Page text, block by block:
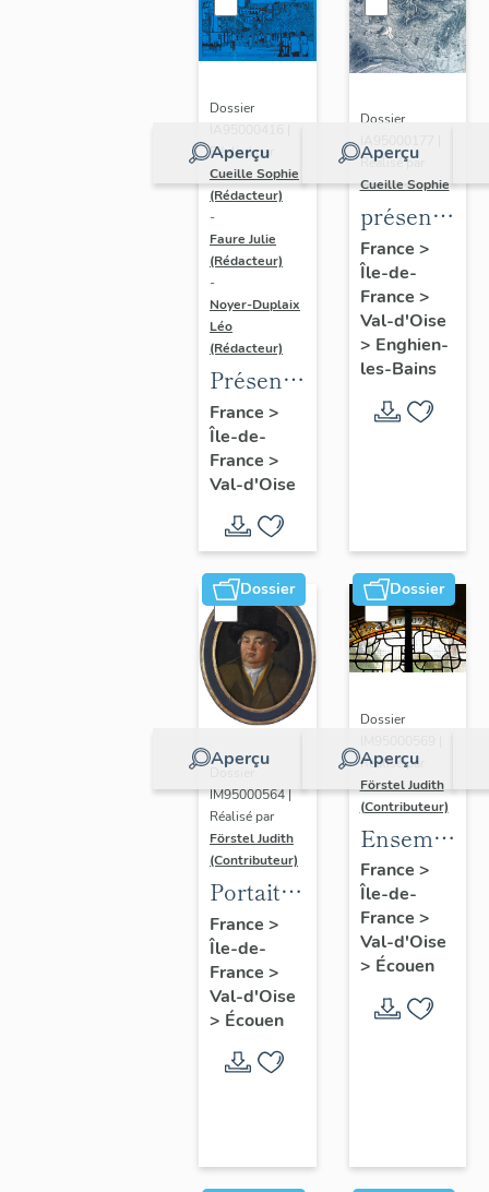
Aperçu
Dossier
Réalisé par
Cueille Sophie
(Rédacteur)
-
Faure Julie
(Rédacteur)
-
Noyer-Duplaix
Léo
(Rédacteur)
Présentation
de
l'étude
du
de
l'agglomération
de
Cergy-
Pontoise
France >
Île-de-
France >
Val-d'Oise
Aperçu
Dossier
Réalisé par
Cueille Sophie
de
l'étude
du
patrimoine
d'Enghien-
Les-
Bains
France >
Île-de-
France >
Val-d'Oise
> Enghien-
les-Bains
Dossier
Aperçu
Dossier
IM95000564 |
Réalisé par
Förstel Judith
(Contributeur)
Portait
d'homme
en
médaillon
ovale.
France >
Île-de-
France >
Val-d'Oise
> Écouen
Dossier
Aperçu
Dossier
Réalisé par
Förstel Judith
(Contributeur)
Ensemble
des
verrières
du
XVIIIe
siècle
France >
Île-de-
France >
Val-d'Oise
> Écouen